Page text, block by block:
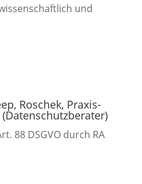
und
Roschek, Praxis-
88 DSGVO durch RA